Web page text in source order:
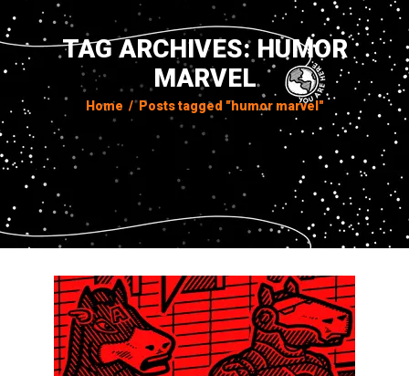
TAG ARCHIVES: HUMOR
MARVEL
Home / Posts tagged "humor marvel"